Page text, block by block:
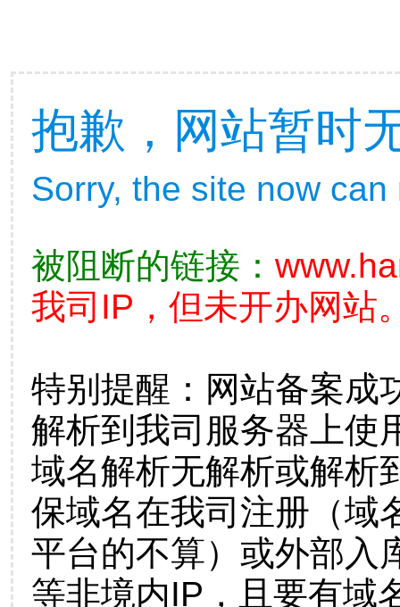
抱歉，网站暂时
Sorry, the site now
被阻断的链接：
我司IP，但未开办网站
特别提醒：网站备案成
解析到我司服务器上使
域名解析无解析或解析
保域名在我司注册（域
平台的不算）或外部入
等非境内IP，且要有域